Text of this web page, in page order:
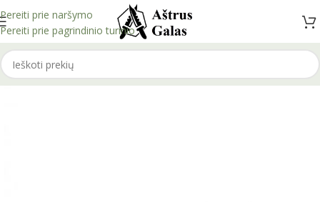
Pereiti prie naršymo
Pereiti prie pagrindinio turinio